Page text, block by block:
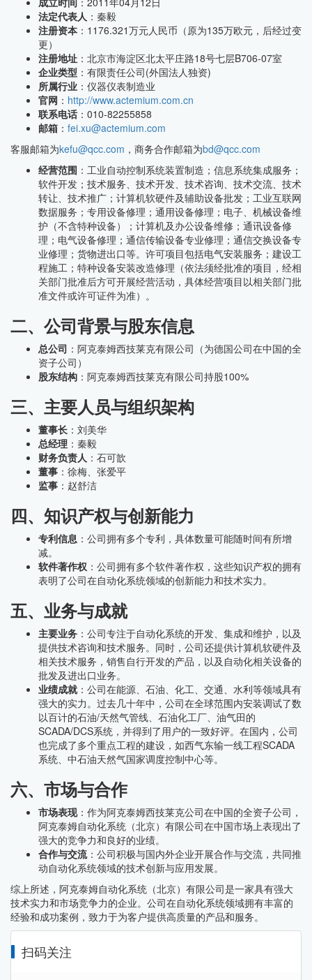
法定代表人 ：秦毅
注册资本 ：1176.321万元人民币（原为135万欧元，后经过变
更）
注册地址 ：北京市海淀区北太平庄路18号七层B706-07室
企业类型 ：有限责任公司(外国法人独资)
所属行业 ：仪器仪表制造业
官网 ： http://www.actemium.com.cn
联系电话 ：010-82255858
邮箱 ： fei.xu@actemium.com
客服邮箱为kefu@qcc.com ，商务合作邮箱为bd@qcc.com
经营范围 ：工业自动控制系统装置制造；信息系统集成服务；
软件开发；技术服务、技术开发、技术咨询、技术交流、技术
转让、技术推广；计算机软硬件及辅助设备批发；工业互联网
数据服务；专用设备修理；通用设备修理；电子、机械设备维
护（不含特种设备）；计算机及办公设备维修；通讯设备修
理；电气设备修理；通信传输设备专业修理；通信交换设备专
业修理；货物进出口等。许可项目包括电气安装服务；建设工
程施工；特种设备安装改造修理（依法须经批准的项目，经相
关部门批准后方可开展经营活动，具体经营项目以相关部门批
准文件或许可证件为准）。
二、公司背景与股东信息
总公司 ：阿克泰姆西技莱克有限公司（为德国公司在中国的全
资子公司）
股东结构 ：阿克泰姆西技莱克有限公司持股100%
三、主要人员与组织架构
董事长 ：刘美华
总经理 ：秦毅
财务负责人 ：石可歆
董事 ：徐梅、张爱平
监事 ：赵舒洁
四、知识产权与创新能力
专利信息 ：公司拥有多个专利，具体数量可能随时间有所增
减。
软件著作权 ：公司拥有多个软件著作权，这些知识产权的拥有
表明了公司在自动化系统领域的创新能力和技术实力。
五、业务与成就
主要业务 ：公司专注于自动化系统的开发、集成和维护，以及
提供技术咨询和技术服务。同时，公司还提供计算机软硬件及
相关技术服务，销售自行开发的产品，以及自动化相关设备的
批发及进出口业务。
业绩成就：公司在能源、石油、化工、交通、水利等领域具有
强大的实力。过去几十年中，公司在全球范围内安装调试了数
以百计的石油/天然气管线、石油化工厂、油气田的
SCADA/DCS系统，并得到了用户的一致好评。在国内，公司
也完成了多个重点工程的建设，如西气东输一线工程SCADA
系统、中石油天然气国家调度控制中心等。
六、市场与合作
市场表现：作为阿克泰姆西技莱克公司在中国的全资子公司，
阿克泰姆自动化系统（北京）有限公司在中国市场上表现出了
强大的竞争力和良好的业绩。
合作与交流：公司积极与国内外企业开展合作与交流，共同推
动自动化系统领域的技术创新与应用发展。
综上所述，阿克泰姆自动化系统（北京）有限公司是一家具有强大
技术实力和市场竞争力的企业。公司在自动化系统领域拥有丰富的
经验和成功案例，致力于为客户提供高质量的产品和服务。
扫码关注